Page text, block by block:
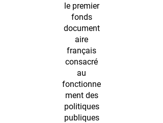
le premier
fonds
document
aire
français
consacré
au
fonctionne
ment des
politiques
publiques